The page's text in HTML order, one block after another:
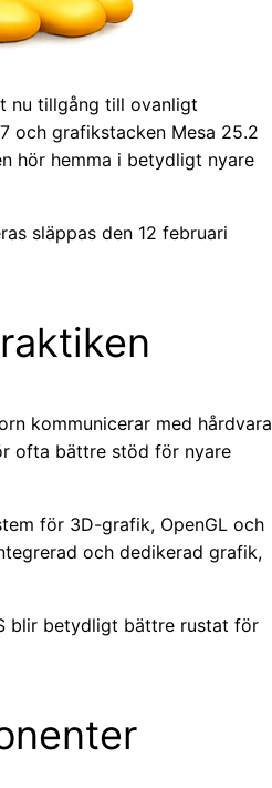
nu tillgång till ovanligt
och grafikstacken Mesa 25.2
hör hemma i betydligt nyare
släppas den 12 februari
kommunicerar med hårdvara
ofta bättre stöd för nyare
för 3D-grafik, OpenGL och
och dedikerad grafik,
blir betydligt bättre rustat för